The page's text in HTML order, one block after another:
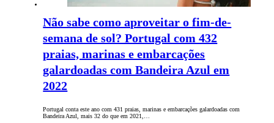
Não sabe como aproveitar o fim-de-
semana de sol? Portugal com 432
praias, marinas e embarcações
galardoadas com Bandeira Azul em
2022
Portugal conta este ano com 431 praias, marinas e embarcações galardoadas com
Bandeira Azul, mais 32 do que em 2021,…